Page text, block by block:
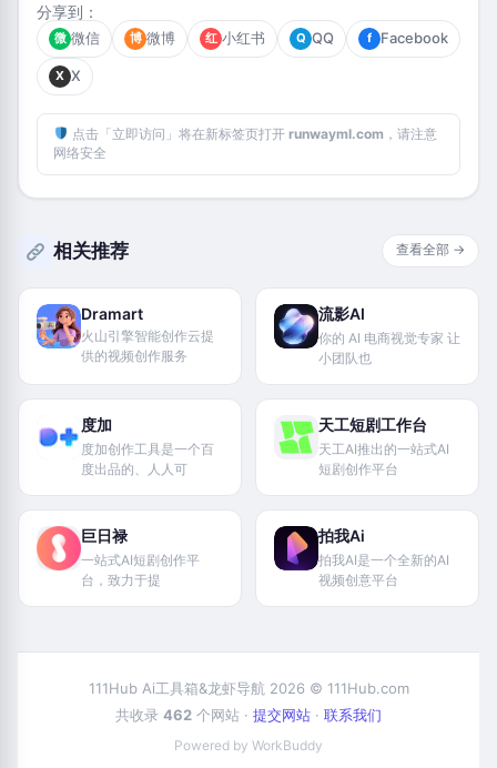
分享到：
微 微信 博 微博 红 小红书 Q QQ f Facebook
X X
点击「立即访问」将在新标签页打开 runwayml.com ，请注意
网络安全
相关推荐 查看全部 →
Dramart
火山引擎智能创作云提
供的视频创作服务
流影AI
你的 AI 电商视觉专家 让
小团队也
度加
度加创作工具是一个百
度出品的、人人可
天工短剧工作台
天工AI推出的一站式AI
短剧创作平台
巨日禄
一站式‌AI短剧创作平
台‌，致力于提
拍我Ai
拍我AI是一个全新的AI
视频创意平台
111Hub Ai工具箱&龙虾导航 2026 © 111Hub.com
共收录 462 个网站 · 提交网站 · 联系我们
Powered by WorkBuddy